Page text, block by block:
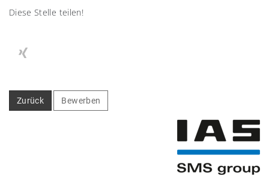
Diese Stelle teilen!
Zurück Bewerben